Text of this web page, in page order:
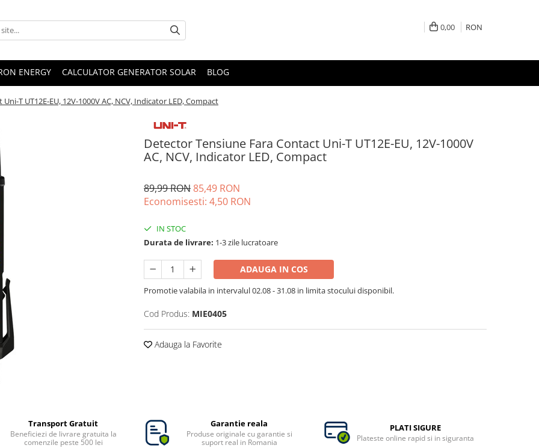
0,00 RON
ENERGY CALCULATOR GENERATOR SOLAR BLOG
T UT12E-EU, 12V-1000V AC, NCV, Indicator LED, Compact
Detector Tensiune Fara Contact Uni-T UT12E-EU, 12V-1000V
AC, NCV, Indicator LED, Compact
89,99 RON85,49 RON
Economisesti: 4,50 RON
IN STOC
Durata de livrare: 1-3 zile lucratoare
ADAUGA IN COS
Promotie valabila in intervalul 02.08 - 31.08 in limita stocului disponibil.
Cod Produs: MIE0405
Adauga la Favorite
Transport Gratuit
Beneficiezi de livrare gratuita la
comenzile peste 500 lei
Garantie reala
Produse originale cu garantie si
suport real in Romania
PLATI SIGURE
Plateste online rapid si in siguranta